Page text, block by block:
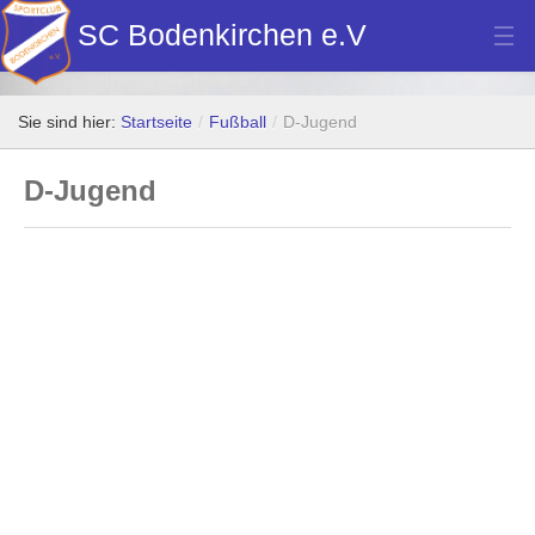
SC Bodenkirchen e.V
Hauptverein
Fußball
Stockschützen
Sie sind hier: Startseite / Fußball / D-Jugend
D-Jugend